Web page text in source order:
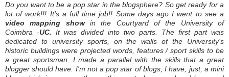
Do you want to be a pop star in the blogsphere? So get ready for a
lot of work!!! It's a full time job!! Some days ago I went to see a
video mapping show in the Courtyard of the University of
Coimbra -UC. It was divided into two parts. The first part was
dedicated to university sports, on the walls of the University's
historic buildings were projected words, features / sport skills to be
a great sportsman. I made a parallel with the skills that a great
blogger should have. I'm not a pop star of blogs, I have, just, a mini